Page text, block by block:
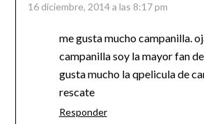
16 diciembre, 2014 a las 8:17 pm
me gusta mucho campanilla.
campanilla soy la mayor fan
gusta mucho la qpelicula de
rescate
Responder